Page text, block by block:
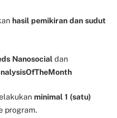
hasil pemikiran dan sudut
Nanosocial dan
minimal 1 (satu)
program.